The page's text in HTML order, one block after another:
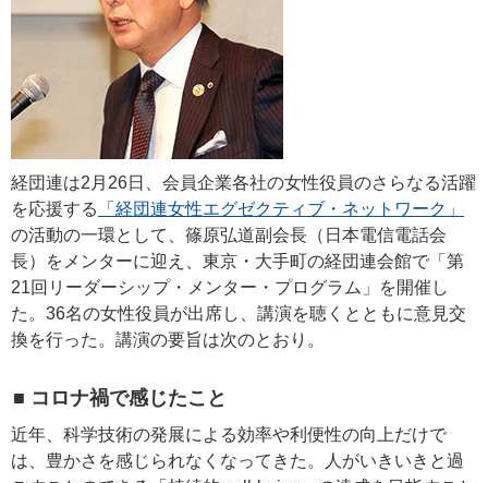
経団連は2月26日、会員企業各社の女性役員のさらなる活躍
を応援する
「経団連女性エグゼクティブ・ネットワーク」
の活動の一環として、篠原弘道副会長（日本電信電話会
長）をメンターに迎え、東京・大手町の経団連会館で「第
21回リーダーシップ・メンター・プログラム」を開催し
た。36名の女性役員が出席し、講演を聴くとともに意見交
換を行った。講演の要旨は次のとおり。
■ コロナ禍で感じたこと
近年、科学技術の発展による効率や利便性の向上だけで
は、豊かさを感じられなくなってきた。人がいきいきと過